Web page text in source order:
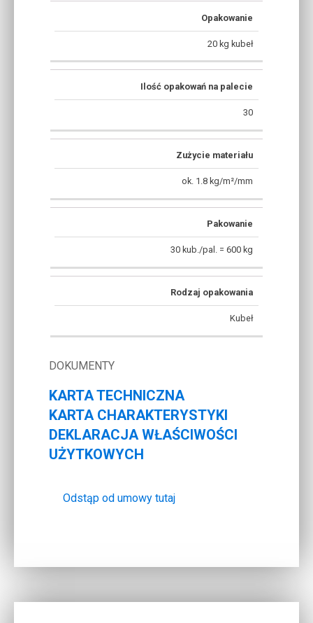
Opakowanie
20 kg kubeł
Ilość opakowań na palecie
30
Zużycie materiału
ok. 1.8 kg/m²/mm
Pakowanie
30 kub./pal. = 600 kg
Rodzaj opakowania
Kubeł
DOKUMENTY
KARTA TECHNICZNA
KARTA CHARAKTERYSTYKI
DEKLARACJA WŁAŚCIWOŚCI
UŻYTKOWYCH
Odstąp od umowy tutaj